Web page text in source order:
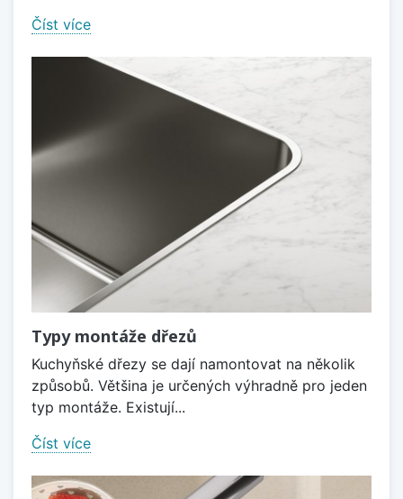
Číst více
Typy montáže dřezů
Kuchyňské dřezy se dají namontovat na několik
způsobů. Většina je určených výhradně pro jeden
typ montáže. Existují...
Číst více